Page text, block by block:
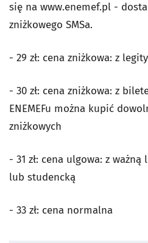
się na www.enemef.pl -
zniżkowego SMSa.
- 29 zł: cena zniżkowa: z
- 30 zł: cena zniżkowa: z
ENEMEFu można kupić
zniżkowych
- 31 zł: cena ulgowa: z
lub studencką
- 33 zł: cena normalna